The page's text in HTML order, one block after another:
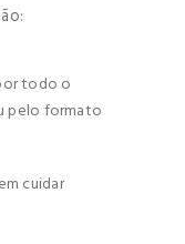
todo o
pelo formato
cuidar